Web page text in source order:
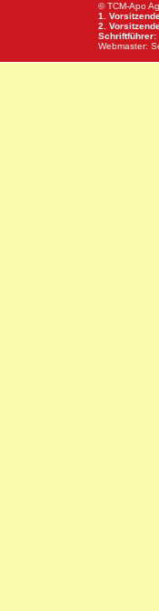
© TCM-Apo
1.
2.
Schriftführer:
Webmaster: